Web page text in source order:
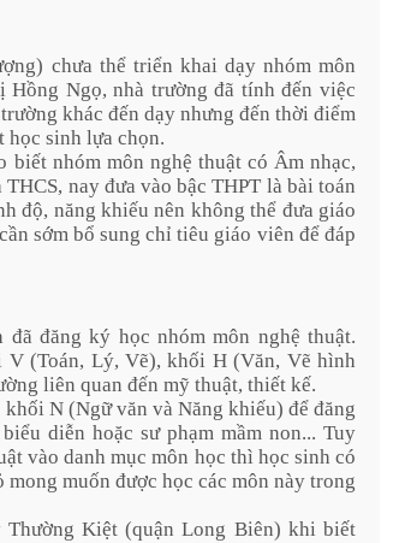
chưa thể triển khai dạy nhóm môn
Hồng Ngọ, nhà trường đã tính đến việc
khác đến dạy nhưng đến thời điểm
sinh lựa chọn.
biết nhóm môn nghệ thuật có Âm nhạc,
nay đưa vào bậc THPT là bài toán
độ, năng khiếu nên không thể đưa giáo
sớm bổ sung chỉ tiêu giáo viên để đáp
đăng ký học nhóm môn nghệ thuật.
(Toán, Lý, Vẽ), khối H (Văn, Vẽ hình
liên quan đến mỹ thuật, thiết kế.
N (Ngữ văn và Năng khiếu) để đăng
diễn hoặc sư phạm mầm non... Tuy
vào danh mục môn học thì học sinh có
muốn được học các môn này trong
Kiệt (quận Long Biên) khi biết